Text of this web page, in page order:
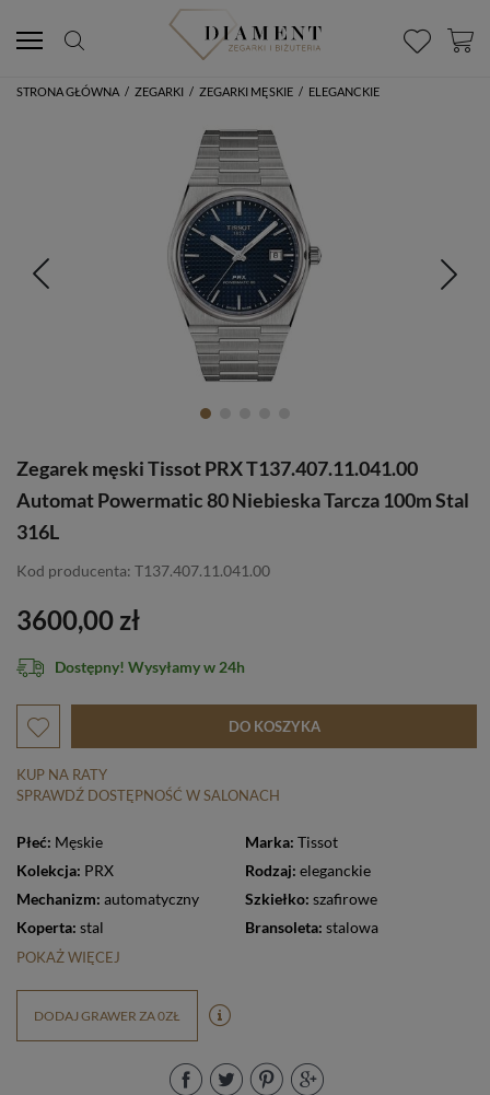
STRONA GŁÓWNA / ZEGARKI / ZEGARKI MĘSKIE / ELEGANCKIE
Zegarek męski Tissot PRX T137.407.11.041.00
Automat Powermatic 80 Niebieska Tarcza 100m Stal
316L
Kod producenta: T137.407.11.041.00
3600,00 zł
Dostępny! Wysyłamy w 24h
DO KOSZYKA
KUP NA RATY
SPRAWDŹ DOSTĘPNOŚĆ W SALONACH
Płeć: Męskie Marka: Tissot
Kolekcja: PRX Rodzaj: eleganckie
Mechanizm: automatyczny Szkiełko: szafirowe
Koperta: stal Bransoleta: stalowa
POKAŻ WIĘCEJ
DODAJ GRAWER ZA 0ZŁ